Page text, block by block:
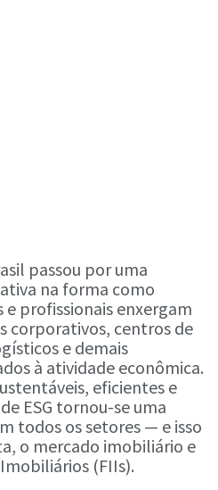
passou por uma
na forma como
profissionais enxergam
corporativos, centros de
e demais
à atividade econômica.
eficientes e
ESG tornou-se uma
todos os setores — e isso
o mercado imobiliário e
(FIIs).